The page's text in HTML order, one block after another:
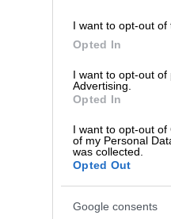
I want to opt-out of
Opted In
I want to opt-out of
Advertising.
Opted In
I want to opt-out of
of my Personal
was collected.
Opted Out
Google consents